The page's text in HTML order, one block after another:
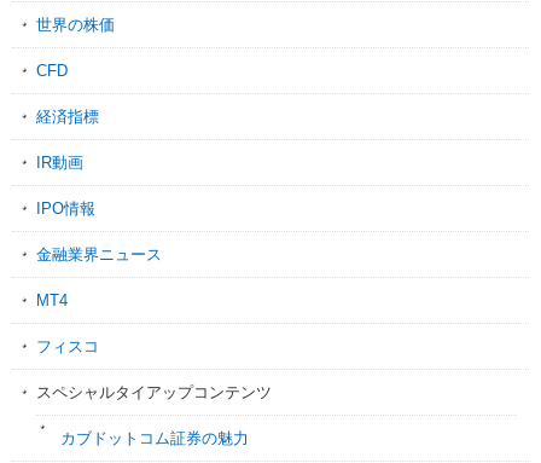
世界の株価
CFD
経済指標
IR動画
IPO情報
金融業界ニュース
MT4
フィスコ
スペシャルタイアップコンテンツ
カブドットコム証券の魅力